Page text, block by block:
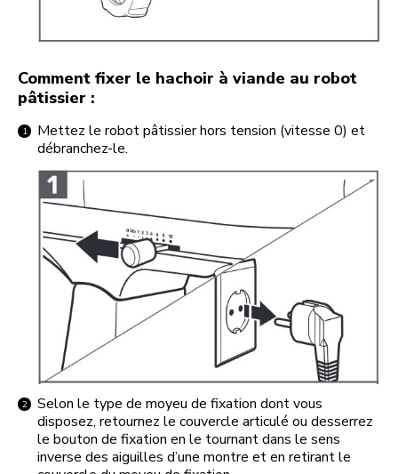
Comment fixer le hachoir à viande au robot
pâtissier :
Mettez le robot pâtissier hors tension (vitesse 0) et
débranchez-le.
Selon le type de moyeu de fixation dont vous
disposez, retournez le couvercle articulé ou desserrez
le bouton de fixation en le tournant dans le sens
inverse des aiguilles d’une montre et en retirant le